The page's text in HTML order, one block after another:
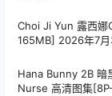
Choi Ji Yun 露西娜
165MB] 2026年7
Hana Bunny 2B 暗
Nurse 高清图集